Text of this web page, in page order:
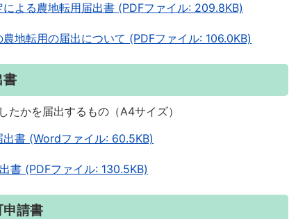
よる農地転用届出書 (PDFファイル: 209.8KB)
農地転用の届出について (PDFファイル: 106.0KB)
書
かを届出するもの（A4サイズ）
書 (Wordファイル: 60.5KB)
書 (PDFファイル: 130.5KB)
請書